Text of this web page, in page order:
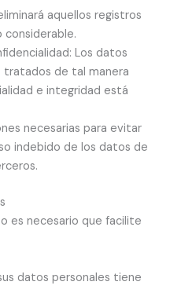
aquellos registros
Los datos
tratados de tal manera
e integridad está
necesarias para evitar
indebido de los datos de
es necesario que facilite
datos personales tiene